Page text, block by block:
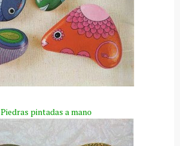
Piedras pintadas a mano